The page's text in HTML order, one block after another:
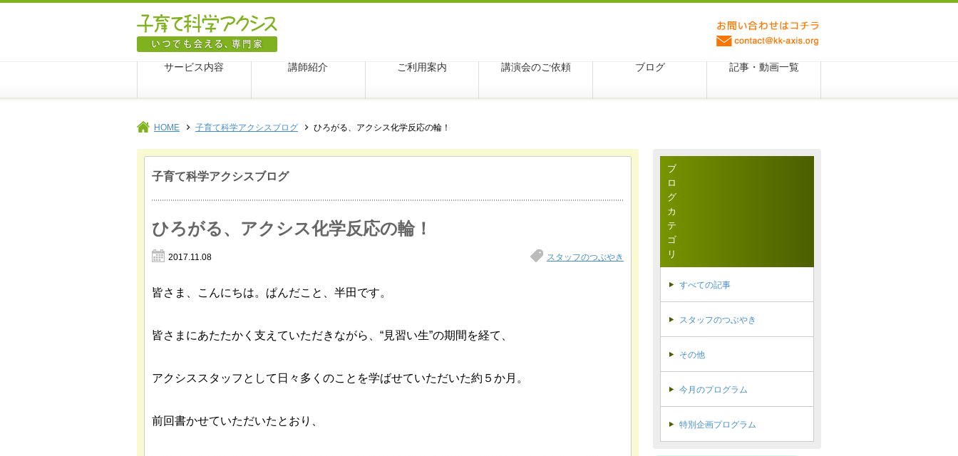
サービス内容 講師紹介 ご利用案内 講演会のご依頼 ブログ 記事・動画一覧
HOME 子育て科学アクシスブログ ひろがる、アクシス化学反応の輪！
子育て科学アクシスブログ
ひろがる、アクシス化学反応の輪！
2017.11.08 スタッフのつぶやき
皆さま、こんにちは。ぱんだこと、半田です。
皆さまにあたたかく支えていただきながら、“見習い生”の期間を経て、
アクシススタッフとして日々多くのことを学ばせていただいた約５か月。
前回書かせていただいたとおり、
ブ
ロ
グ
カ
テ
ゴ
リ
すべての記事
スタッフのつぶやき
その他
今月のプログラム
特別企画プログラム